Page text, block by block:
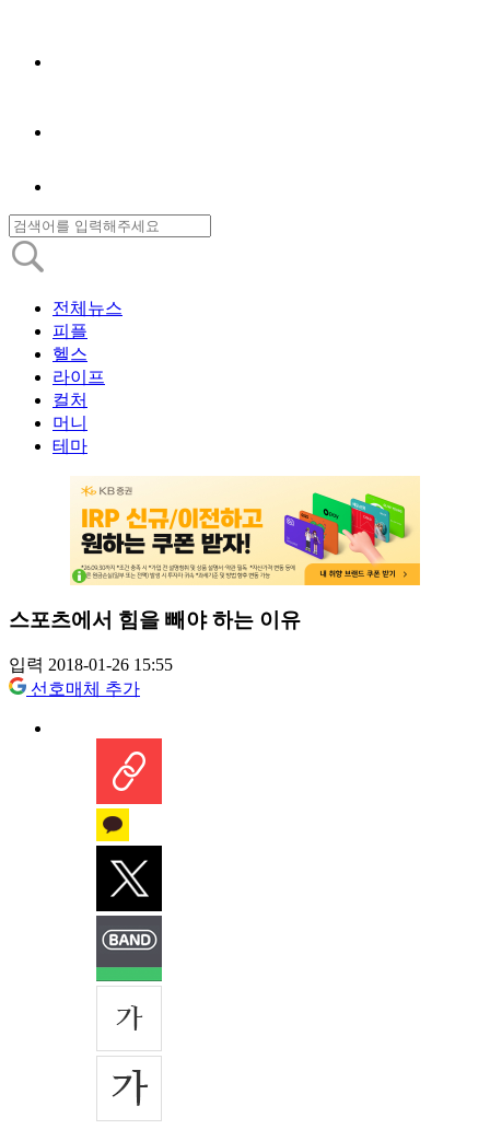
전체뉴스
피플
헬스
라이프
컬처
머니
테마
스포츠에서 힘을 빼야 하는 이유
입력 2018-01-26 15:55
선호매체 추가